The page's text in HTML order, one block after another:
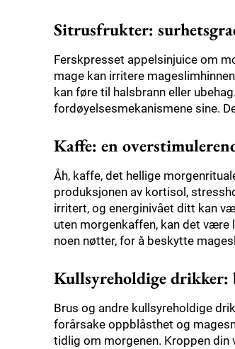
Sitrusfrukter:
Ferskpresset appelsinjuice om
mage kan irritere
kan føre til halsbrann eller
fordøyelsesmekanismene sine.
Kaffe: en
Åh, kaffe, det hellige
produksjonen av kortisol,
irritert, og energinivået ditt kan
uten morgenkaffen, kan det
noen nøtter, for å beskytte
Kullsyreholdige drikker:
Brus og andre kullsyreholdige
forårsake oppblåsthet og
tidlig om morgenen. Kroppen